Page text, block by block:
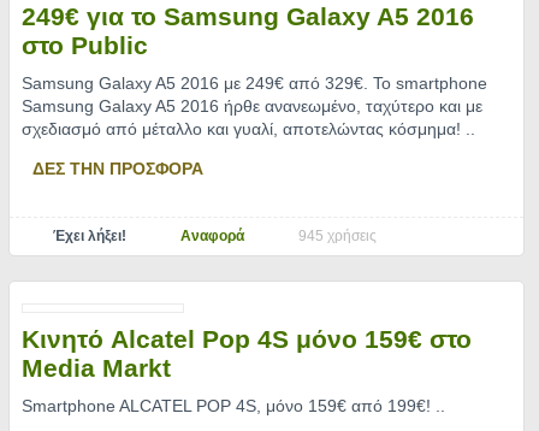
249€ για το Samsung Galaxy A5 2016
στο Public
Samsung Galaxy A5 2016 με 249€ από 329€. Το smartphone
Samsung Galaxy A5 2016 ήρθε ανανεωμένο, ταχύτερο και με
σχεδιασμό από μέταλλο και γυαλί, αποτελώντας κόσμημα!
ΔΕΣ ΤΗΝ ΠΡΟΣΦΟΡΑ
Έχει λήξει! Αναφορά 945 χρήσεις
Κινητό Alcatel Pop 4S μόνο 159€ στο
Media Markt
Smartphone ALCATEL POP 4S, μόνο 159€ από 199€!